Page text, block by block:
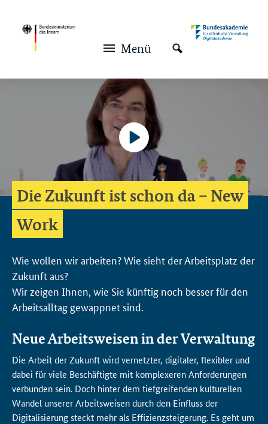
Menü
Die Zukunft ist schon da –New
Work
Wie wollen wir arbeiten? Wie sieht der Arbeitsplatz der
Zukunft aus?
Wir zeigen Ihnen, wie Sie künftig noch besser für den
Arbeitsalltag gewappnet sind.
Neue Arbeitsweisen in der Verwaltung
Die Arbeit der Zukunft wird vernetzter, digitaler, flexibler und
dabei für viele Beschäftigte mit komplexeren Anforderungen
verbunden sein. Doch hinter dem tiefgreifenden kulturellen
Wandel unserer Arbeitsweisen durch den Einfluss der
Digitalisierung steckt mehr als Effizienzsteigerung. Es geht um